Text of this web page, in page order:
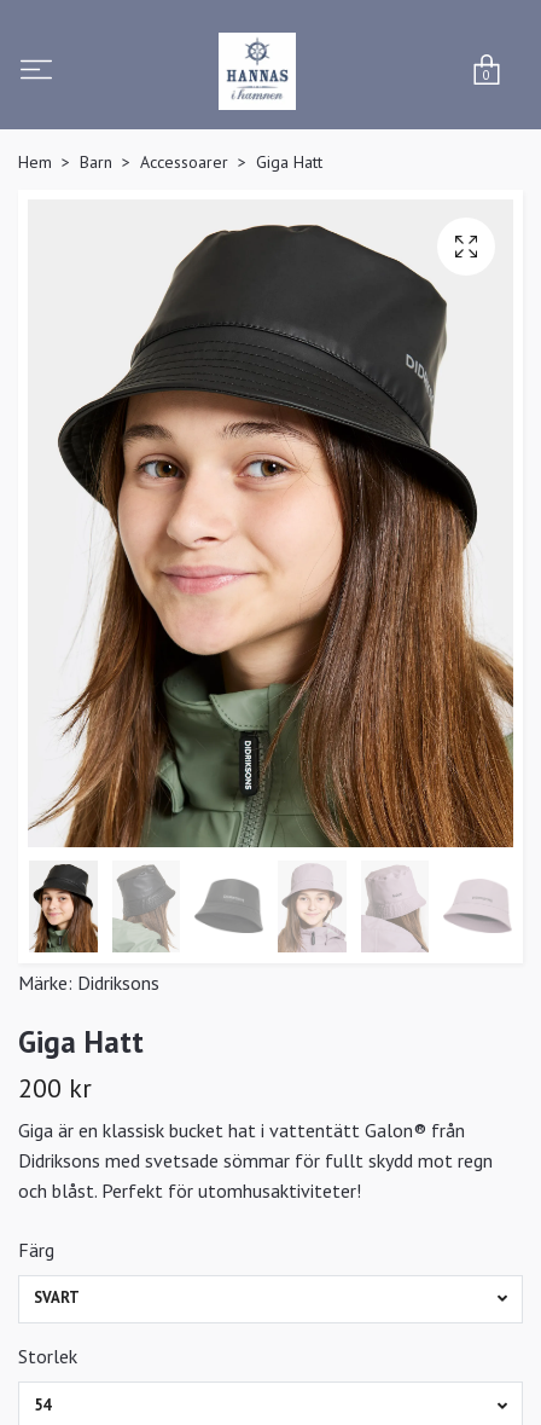
0
Hem Barn Accessoarer Giga Hatt
Märke: Didriksons
Giga Hatt
200 kr
Giga är en klassisk bucket hat i vattentätt Galon® från
Didriksons med svetsade sömmar för fullt skydd mot regn
och blåst. Perfekt för utomhusaktiviteter!
Färg
SVART
Storlek
54